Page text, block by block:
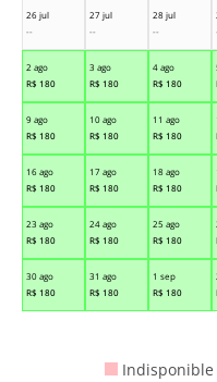
26 jul
--
27 jul
--
28 jul
--
2 ago
R$ 180
3 ago
R$ 180
4 ago
R$ 180
9 ago
R$ 180
10 ago
R$ 180
11 ago
R$ 180
16 ago
R$ 180
17 ago
R$ 180
18 ago
R$ 180
23 ago
R$ 180
24 ago
R$ 180
25 ago
R$ 180
30 ago
R$ 180
31 ago
R$ 180
1 sep
R$ 180
Indisponible